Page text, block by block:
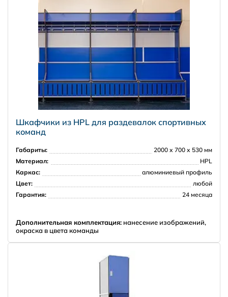
НПО Энергомаш
Шкафчики из HPL для раздевалок спортивных
команд
Габариты:
2000 х 700 х 530 мм
Материал:
HPL
Каркас:
алюминиевый профиль
Цвет:
любой
Гарантия:
24 месяца
Дополнительная комплектация: нанесение изображений,
окраска в цвета команды